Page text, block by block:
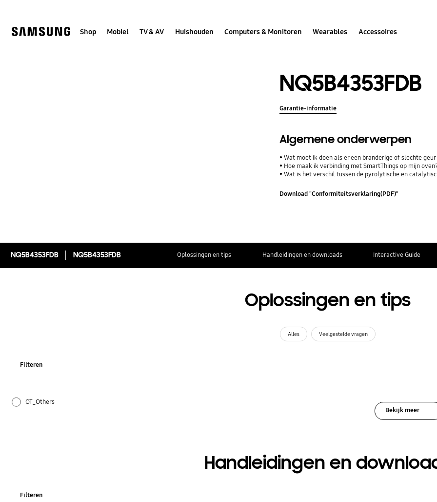
Shop Mobiel TV & AV Huishouden Computers & Monitoren Wearables Accessoires
NQ5B4353FDB
Garantie-informatie
Algemene onderwerpen
Wat moet ik doen als er een branderige of slechte
Hoe maak ik verbinding met SmartThings op mijn
Wat is het verschil tussen de pyrolytische en
Download "Conformiteitsverklaring(PDF)"
NQ5B4353FDB NQ5B4353FDB Oplossingen en tips Handleidingen en downloads Interactive Guide
Oplossingen en tips
Alles Veelgestelde vragen
Filteren
OT_Others
Bekijk meer
Handleidingen en
Filteren